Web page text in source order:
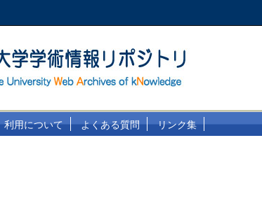
利用について よくある質問 リンク集